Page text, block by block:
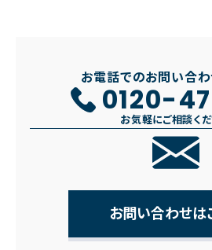
お電話でのお問い合わ
0120-
お気軽にご相談く
お問い合わせは